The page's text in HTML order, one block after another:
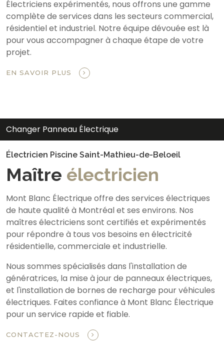
Électriciens expérimentés, nous offrons une gamme
complète de services dans les secteurs commercial,
résidentiel et industriel. Notre équipe dévouée est là
pour vous accompagner à chaque étape de votre
projet.
EN SAVOIR PLUS
Changer Panneau Électrique
Électricien Piscine Saint-Mathieu-de-Beloeil
Maître électricien
Mont Blanc Électrique offre des services électriques
de haute qualité à Montréal et ses environs. Nos
maîtres électriciens sont certifiés et expérimentés
pour répondre à tous vos besoins en électricité
résidentielle, commerciale et industrielle.
Nous sommes spécialisés dans l'installation de
génératrices, la mise à jour de panneaux électriques,
et l'installation de bornes de recharge pour véhicules
électriques. Faites confiance à Mont Blanc Électrique
pour un service rapide et fiable.
CONTACTEZ-NOUS